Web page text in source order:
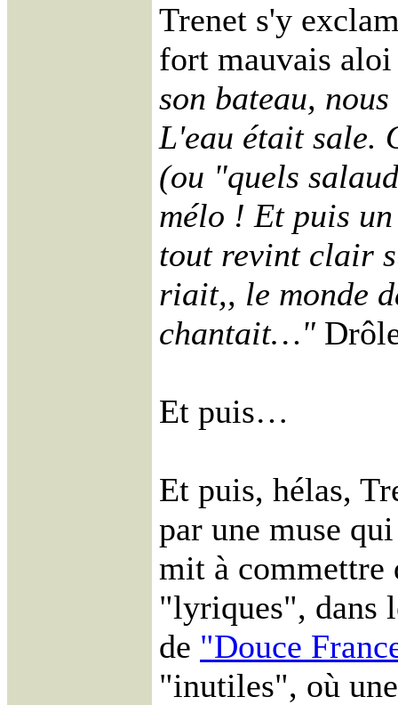
Trenet s'y
fort mauvais
son bateau,
L'eau était sale.
(ou "quels
mélo ! Et puis
tout revint clair
riait,, le monde
chantait…"
Et puis…
Et puis, hélas,
par une muse
mit à commettre
"lyriques", dans
de "Douce
"inutiles", où